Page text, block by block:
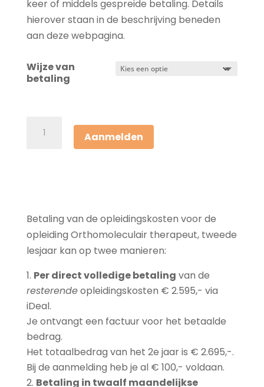
keer of middels gespreide betaling. Details
hierover staan in de beschrijving beneden
aan deze webpagina.
Wijze van
betaling
Orthomoleculair
aantal
Aanmelden
Betaling van de opleidingskosten voor de
opleiding Orthomoleculair therapeut, tweede
lesjaar kan op twee manieren:
Per direct volledige betaling van de
resterendeopleidingskosten € 2.595,- via
iDeal.
Je ontvangt een factuur voor het betaalde
bedrag.
Het totaalbedrag van het 2e jaar is € 2.695,-.
Bij de aanmelding heb je al € 100,- voldaan.
Betaling in twaalf maandelijkse